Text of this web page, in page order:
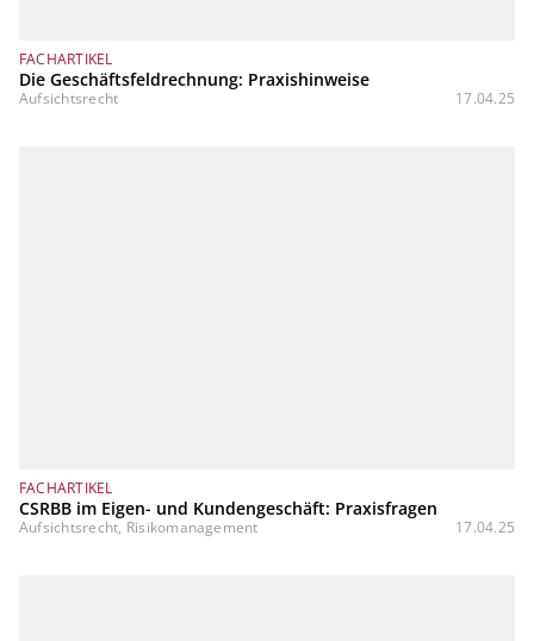
FACHARTIKEL
Die Geschäftsfeldrechnung: Praxishinweise
Aufsichtsrecht 17.04.25
FACHARTIKEL
CSRBB im Eigen- und Kundengeschäft: Praxisfragen
Aufsichtsrecht, Risikomanagement 17.04.25